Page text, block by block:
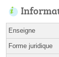
Enseigne
Forme juridique